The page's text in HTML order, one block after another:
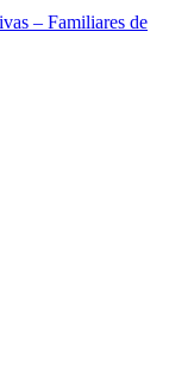
– Familiares de